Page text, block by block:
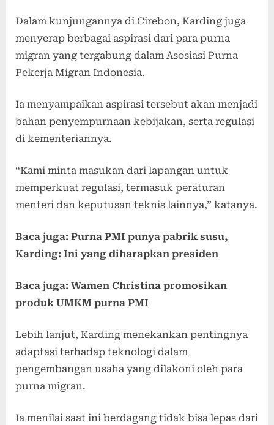
Dalam kunjungannya di Cirebon, Karding juga
menyerap berbagai aspirasi dari para purna
migran yang tergabung dalam Asosiasi Purna
Pekerja Migran Indonesia.
Ia menyampaikan aspirasi tersebut akan menjadi
bahan penyempurnaan kebijakan, serta regulasi
di kementeriannya.
“Kami minta masukan dari lapangan untuk
memperkuat regulasi, termasuk peraturan
menteri dan keputusan teknis lainnya,” katanya.
Baca juga: Purna PMI punya pabrik susu,
Karding: Ini yang diharapkan presiden
Baca juga: Wamen Christina promosikan
produk UMKM purna PMI
Lebih lanjut, Karding menekankan pentingnya
adaptasi terhadap teknologi dalam
pengembangan usaha yang dilakoni oleh para
purna migran.
Ia menilai saat ini berdagang tidak bisa lepas dari